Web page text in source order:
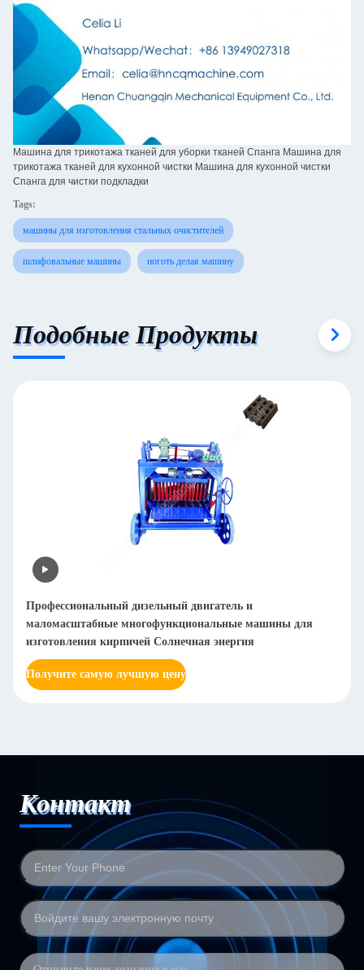
Машина для трикотажа тканей для уборки тканей Спанга Машина для
трикотажа тканей для кухонной чистки Машина для кухонной чистки
Спанга для чистки подкладки
Tags:
машины для изготовления стальных очистителей
шлифовальные машины ноготь делая машину
Подобные Продукты
Автоматическая машина для полировки металлических
листов Дебурринг Плетка полированная из нержавеющей
стали Металлическая полировальная сетка 20-2000
Получите самую лучшую цену
Контакт